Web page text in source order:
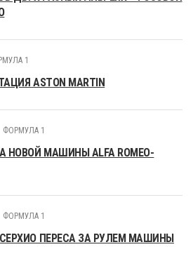
1
ASTON MARTIN
ФОРМУЛА 1
НОВОЙ МАШИНЫ ALFA ROMEO-
ФОРМУЛА 1
ПЕРЕСА ЗА РУЛЕМ МАШИНЫ